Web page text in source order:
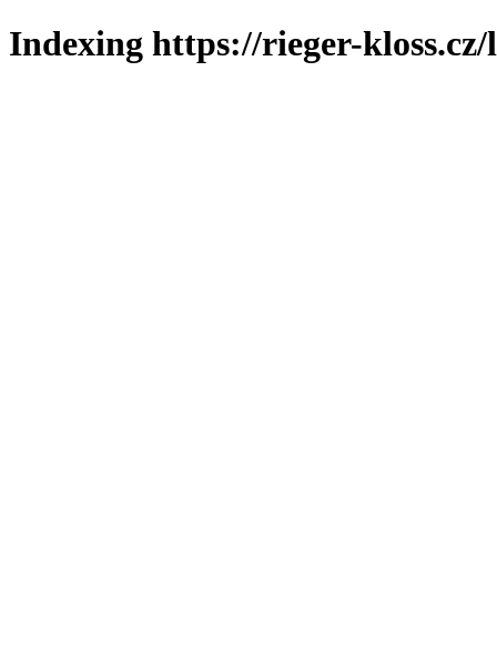
Indexing https://rieger-kloss.cz/